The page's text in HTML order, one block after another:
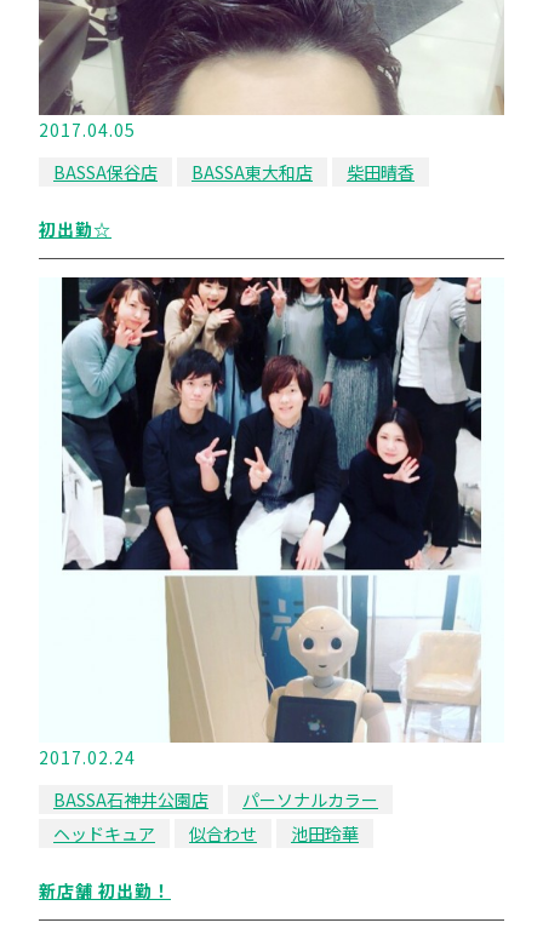
2017.04.05
BASSA保谷店
BASSA東大和店 柴田晴香
初出勤☆
2017.02.24
BASSA石神井公園店
パーソナルカラー
ヘッドキュア
似合わせ 池田玲華
新店舗 初出勤！